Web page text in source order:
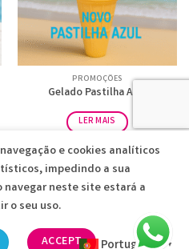
PROMOÇÕES
Gelado Pastilha Azul
LER MAIS
HOTELEIRO2026 © Desenvolvido
▼
e cookies analíticos
impedindo a sua
neste site estará a
o seu uso.
ACCEPT